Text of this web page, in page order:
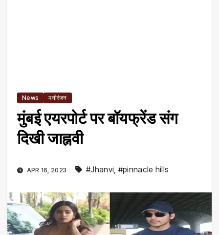
News मनोरंजन
मुंबई एयरपोर्ट पर बॉयफ्रेंड संग
दिखी जाह्नवी
APR 16, 2023 #Jhanvi #pinnacle hills